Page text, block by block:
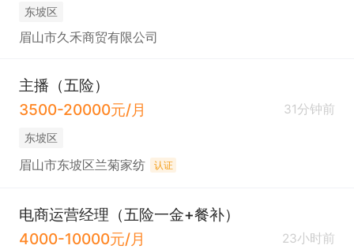
东坡区
眉山市久禾商贸有限公司
主播（五险）
3500-20000元/月
31分钟前
东坡区
眉山市东坡区兰菊家纺 认证
电商运营经理（五险一金+餐补）
4000-10000元/月
23小时前